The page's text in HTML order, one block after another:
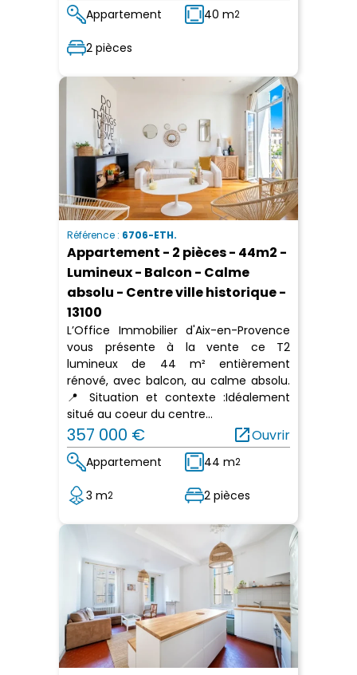
Appartement 40 m2
2 pièces
Référence : 6706-ETH.
Appartement - 2 pièces - 44m2 -
Lumineux - Balcon - Calme
absolu - Centre ville historique -
13100
L’Office Immobilier d'Aix-en-Provence
vous présente à la vente ce T2
lumineux de 44 m² entièrement
rénové, avec balcon, au calme absolu.
📍 Situation et contexte :Idéalement
situé au coeur du centre...
357 000 € open_in_newOuvrir
Appartement 44 m2
3 m2 2 pièces